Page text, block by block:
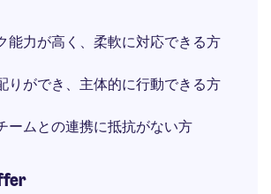
能力が高く、柔軟に対応できる方
りができ、主体的に行動できる方
ームとの連携に抵抗がない方